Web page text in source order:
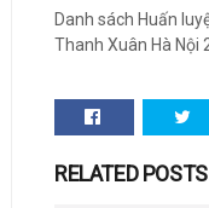
Danh sách Huấn
Thanh Xuân Hà Nội
RELATED POSTS